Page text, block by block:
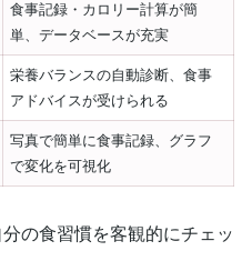
食事記録・カロリー計算が簡
単、データベースが充実
栄養バランスの自動診断、食事
アドバイスが受けられる
写真で簡単に食事記録、グラフ
で変化を可視化
の食習慣を客観的にチェッ